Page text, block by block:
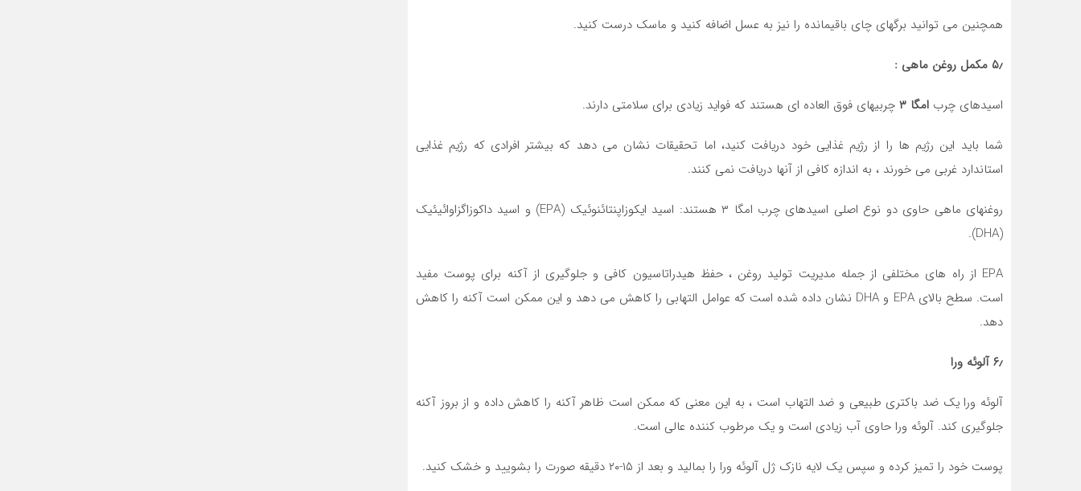
همچنین می توانید برگهای چای باقیمانده را نیز به عسل اضافه کنید و ماسک درست کنید.
۵٫ مکمل روغن ماهی :
اسیدهای چرب امگا ۳ چربیهای فوق العاده ای هستند که فواید زیادی برای سلامتی دارند.
شما باید این رژیم ها را از رژیم غذایی خود دریافت کنید، اما تحقیقات نشان می دهد که بیشتر افرادی که رژیم غذایی
استاندارد غربی می خورند ، به اندازه کافی از آنها دریافت نمی کنند.
روغنهای ماهی حاوی دو نوع اصلی اسیدهای چرب امگا ۳ هستند: اسید ایکوزاپنتائنوئیک (EPA) و اسید داکوزاگزاوائیئیک
(DHA).
EPA از راه های مختلفی از جمله مدیریت تولید روغن ، حفظ هیدراتاسیون کافی و جلوگیری از آکنه برای پوست مفید
است. سطح بالای EPA و DHA نشان داده شده است که عوامل التهابی را کاهش می دهد و این ممکن است آکنه را کاهش
دهد.
۶٫ آلوئه ورا
آلوئه ورا یک ضد باکتری طبیعی و ضد التهاب است ، به این معنی که ممکن است ظاهر آکنه را کاهش داده و از بروز آکنه
جلوگیری کند. آلوئه ورا حاوی آب زیادی است و یک مرطوب کننده عالی است.
پوست خود را تمیز کرده و سپس یک لایه نازک ژل آلوئه ورا را بمالید و بعد از ۱۵-۲۰ دقیقه صورت را بشویید و خشک کنید.